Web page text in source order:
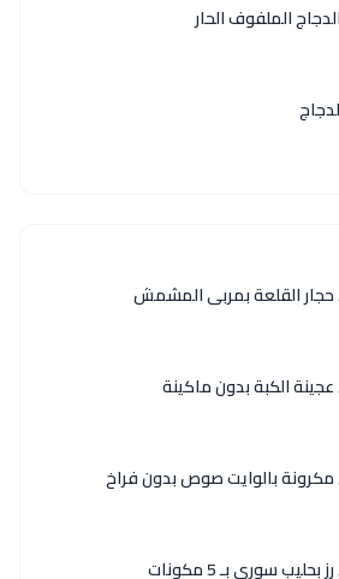
الملفوف الحار
القلعة بمربى المشمش
الكبة بدون ماكينة
بالوايت صوص بدون فراخ
سوري بـ 5 مكونات